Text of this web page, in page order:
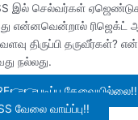
இல் செல்வர்கள்
என்னவென்றால் ரிஜெக்ட்
திருப்பி தருவீர்கள்?
நல்லது.
வேலை வாய்ப்பு!!